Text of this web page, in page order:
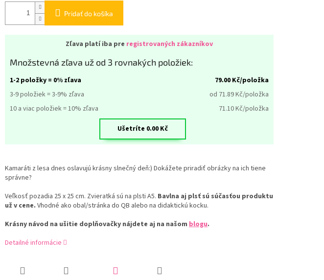
Pridať do košíka
Zľava platí iba pre registrovaných zákazníkov
Množstevná zľava už od 3 rovnakých položiek:
1-2 položky = 0% zľava 79.00 Kč/položka
3-9 položiek = 3-9% zľava
od 71.89Kč/položka
10 a viac položiek = 10% zľava
71.10Kč/položka
Ušetríte 0.00Kč
Kamaráti z lesa dnes oslavujú krásny slnečný deň:) Dokážete priradiť obrázky na ich tiene
správne?
Veľkosť pozadia 25 x 25 cm. Zvieratká sú na plsti A5. Bavlna aj plsť sú súčasťou produktu
už v cene. Vhodné ako obal/stránka do QB alebo na didaktickú kocku.
Krásny návod na ušitie doplňovačky nájdete aj na našom blogu.
Detailné informácie